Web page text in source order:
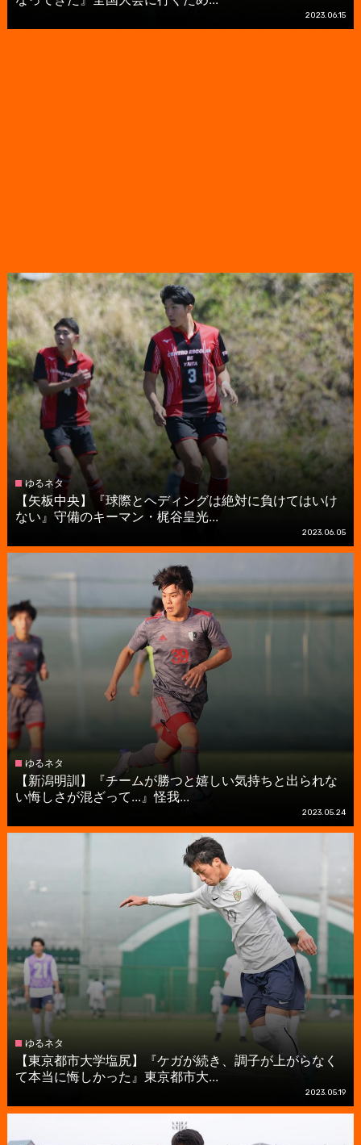
2023.06.15
ゆるネタ
【矢板中央】『球際とヘディングは絶対に負けてはいけ
ない』守備のキーマン・梶谷皇光...
2023.06.05
ゆるネタ
【新潟明訓】『チームが勝つと嬉しい気持ちと出られな
い悔しさが混ざって...』怪我...
2023.05.24
ゆるネタ
【東京都市大学塩尻】『ケガが続き、調子が上がらなく
て本当に悔しかった』東京都市大...
2023.05.19